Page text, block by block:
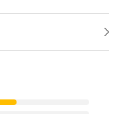
och skydd
robusta och flexibla